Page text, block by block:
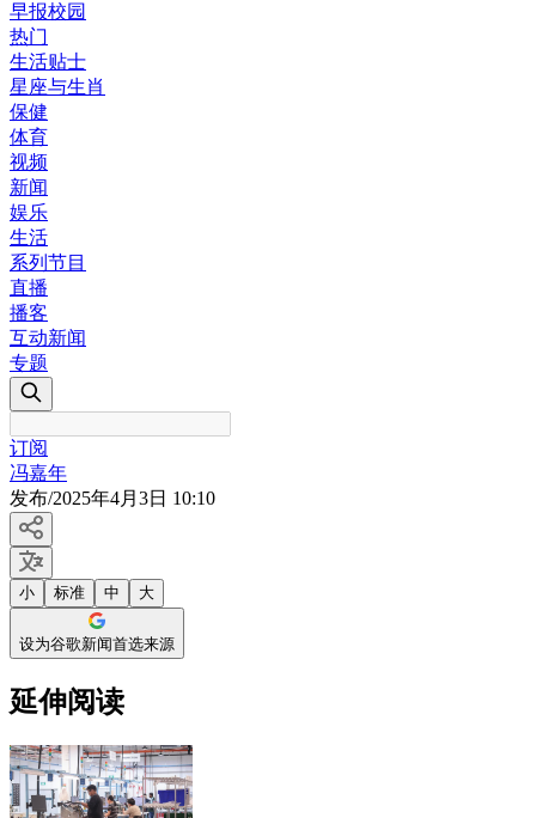
早报校园
热门
生活贴士
星座与生肖
保健
体育
视频
新闻
娱乐
生活
系列节目
直播
播客
互动新闻
专题
订阅
冯嘉年
发布/2025年4月3日 10:10
小 标准 中 大
设为谷歌新闻首选来源
延伸阅读